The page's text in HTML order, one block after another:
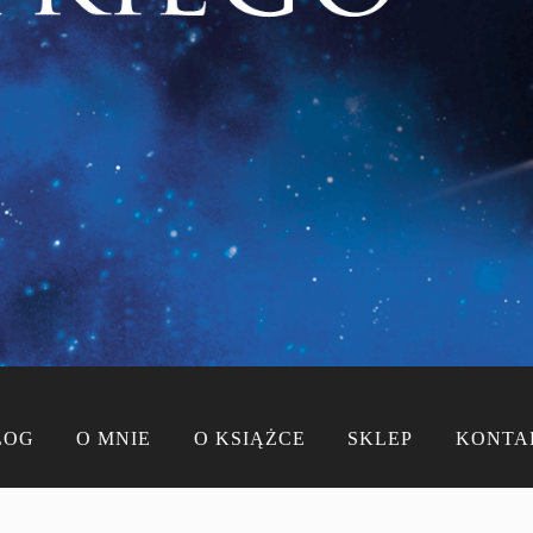
O MNIE O KSIĄŻCE SKLEP